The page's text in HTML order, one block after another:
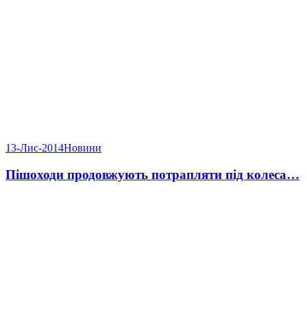
13-Лис-2014Новини
Пішоходи продовжують потрапляти під колеса…